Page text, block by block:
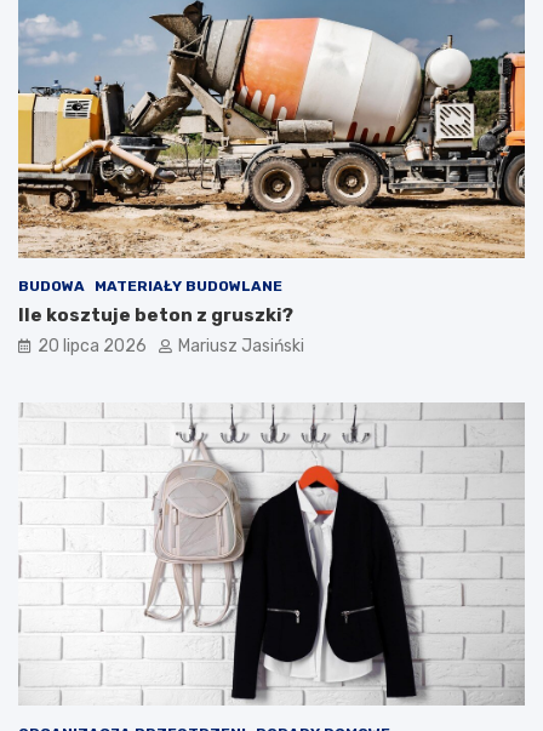
BUDOWA MATERIAŁY BUDOWLANE
Ile kosztuje beton z gruszki?
20 lipca 2026 Mariusz Jasiński